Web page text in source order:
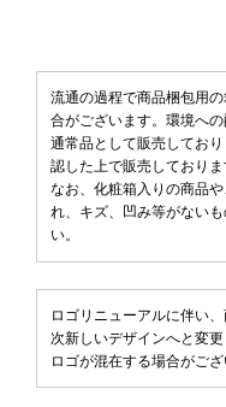
流通の過程で商品梱包用
合がございます。環境へ
通常品として販売してお
認した上で販売しておりま
なお、化粧箱入りの商品
れ、キズ、凹み等がない
い。
ロゴリニューアルに伴い
次新しいデザインへと変
ロゴが混在する場合がご